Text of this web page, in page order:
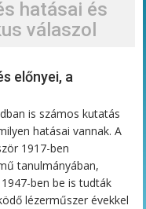
hatásai és
válaszol
előnyei, a
is számos kutatás
hatásai vannak. A
1917-ben
tanulmányában,
ben be is tudták
lézerműszer évekkel